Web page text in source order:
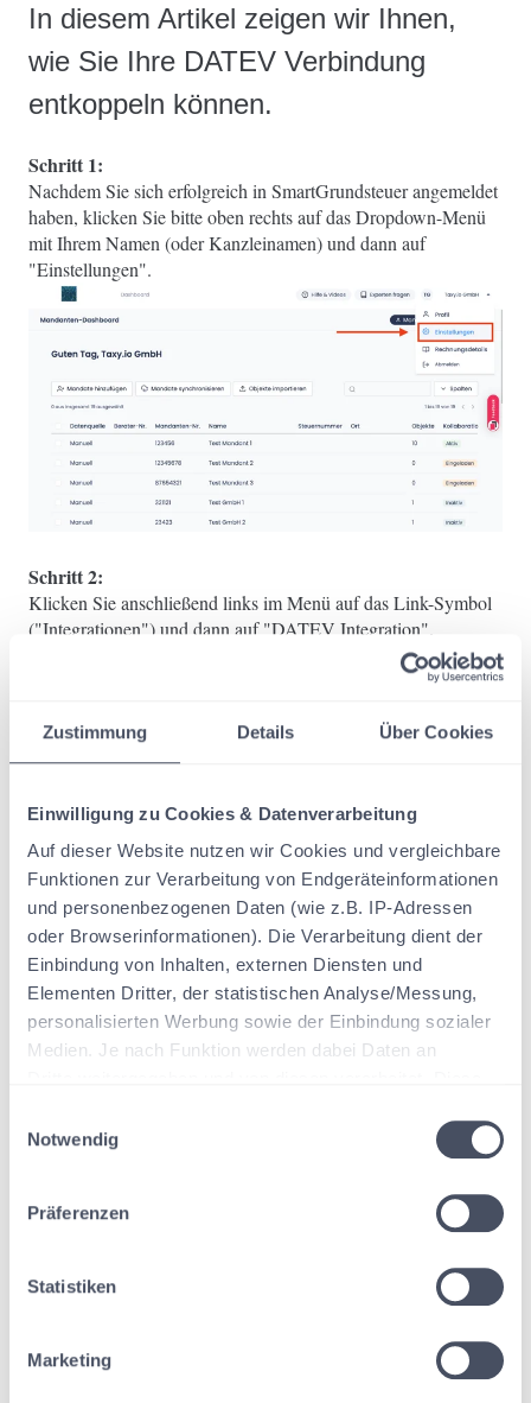
Zustimmung Details Über Cookies
Einwilligung zu Cookies & Datenverarbeitung
Auf dieser Website nutzen wir Cookies und vergleichbare
Funktionen zur Verarbeitung von Endgeräteinformationen
und personenbezogenen Daten (wie z.B. IP-Adressen
oder Browserinformationen). Die Verarbeitung dient der
Einbindung von Inhalten, externen Diensten und
Elementen Dritter, der statistischen Analyse/Messung,
personalisierten Werbung sowie der Einbindung sozialer
Medien. Je nach Funktion werden dabei Daten an
nicht erforderlich und kann jederzeit über das Icon links
Notwendig
Präferenzen
Statistiken
Marketing
In diesem Artikel zeigen wir Ihnen,
wie Sie Ihre DATEV Verbindung
entkoppeln können.
Schritt 1:
Nachdem Sie sich erfolgreich in SmartGrundsteuer angemeldet
haben, klicken Sie bitte oben rechts auf das Dropdown-Menü
mit Ihrem Namen (oder Kanzleinamen) und dann auf
"Einstellungen".
Schritt 2:
Klicken Sie anschließend links im Menü auf das Link-Symbol
("Integrationen") und dann auf "DATEV Integration".
Schritt 3:
Hier können Sie dann auf den Button "DATEV Verbindung
entkoppeln" klicken, um die Verbindung zur DATEV zu
trennen.